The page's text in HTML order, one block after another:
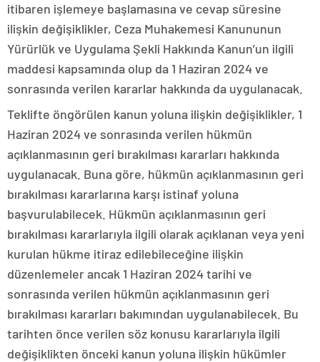
itibaren işlemeye başlamasına ve cevap süresine
ilişkin değişiklikler, Ceza Muhakemesi Kanununun
Yürürlük ve Uygulama Şekli Hakkında Kanun’un ilgili
maddesi kapsamında olup da 1 Haziran 2024 ve
sonrasında verilen kararlar hakkında da uygulanacak.
Teklifte öngörülen kanun yoluna ilişkin değişiklikler, 1
Haziran 2024 ve sonrasında verilen hükmün
açıklanmasının geri bırakılması kararları hakkında
uygulanacak. Buna göre, hükmün açıklanmasının geri
bırakılması kararlarına karşı istinaf yoluna
başvurulabilecek. Hükmün açıklanmasının geri
bırakılması kararlarıyla ilgili olarak açıklanan veya yeni
kurulan hükme itiraz edilebileceğine ilişkin
düzenlemeler ancak 1 Haziran 2024 tarihi ve
sonrasında verilen hükmün açıklanmasının geri
bırakılması kararları bakımından uygulanabilecek. Bu
tarihten önce verilen söz konusu kararlarıyla ilgili
değişiklikten önceki kanun yoluna ilişkin hükümler